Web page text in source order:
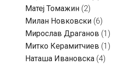
Матеј Томажин (2)
Милан Новковски (6)
Мирослав Драганов (1)
Митко Керамитчиев (1)
Наташа Ивановска (4)